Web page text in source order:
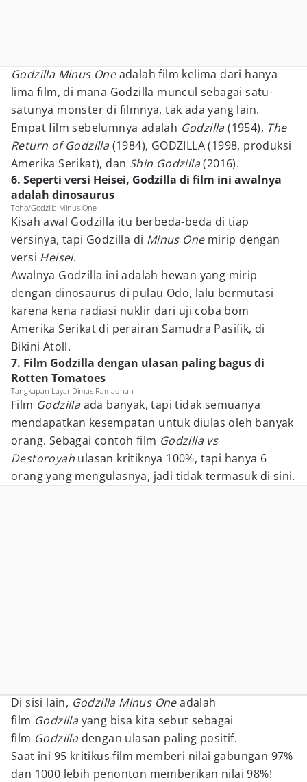
Godzilla Minus Oneadalah film kelima dari hanya
lima film, di mana Godzilla muncul sebagai satu-
satunya monster di filmnya, tak ada yang lain.
Empat film sebelumnya adalah Godzilla(1954), The
Return of Godzilla(1984), GODZILLA (1998, produksi
Amerika Serikat), dan Shin Godzilla(2016).
6. Seperti versi Heisei, Godzilla di film ini awalnya
adalah dinosaurus
Toho/Godzilla Minus One
Kisah awal Godzilla itu berbeda-beda di tiap
versinya, tapi Godzilla di Minus One mirip dengan
versi Heisei.
Awalnya Godzilla ini adalah hewan yang mirip
dengan dinosaurus di pulau Odo, lalu bermutasi
karena kena radiasi nuklir dari uji coba bom
Amerika Serikat di perairan Samudra Pasifik, di
Bikini Atoll.
7. Film Godzilla dengan ulasan paling bagus di
Rotten Tomatoes
Tangkapan Layar Dimas Ramadhan
Film Godzillaada banyak, tapi tidak semuanya
mendapatkan kesempatan untuk diulas oleh banyak
orang. Sebagai contoh film Godzilla vs
Destoroyah ulasan kritiknya 100%, tapi hanya 6
orang yang mengulasnya, jadi tidak termasuk di sini.
Di sisi lain, Godzilla Minus Oneadalah
film Godzillayang bisa kita sebut sebagai
film Godzilla dengan ulasan paling positif.
Saat ini 95 kritikus film memberi nilai gabungan 97%
dan 1000 lebih penonton memberikan nilai 98%!